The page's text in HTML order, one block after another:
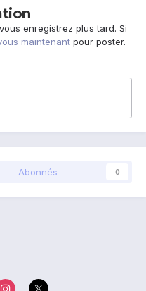
enregistrez plus tard. Si
maintenant pour poster.
Abonnés 0